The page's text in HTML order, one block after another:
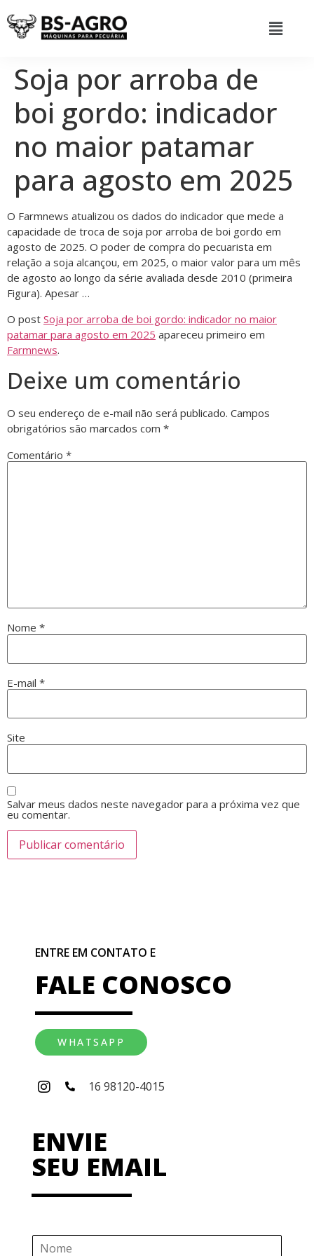
Soja por arroba de
boi gordo: indicador
no maior patamar
para agosto em 2025
O Farmnews atualizou os dados do indicador que mede a
capacidade de troca de soja por arroba de boi gordo em
agosto de 2025. O poder de compra do pecuarista em
relação a soja alcançou, em 2025, o maior valor para um mês
de agosto ao longo da série avaliada desde 2010 (primeira
Figura). Apesar …
O post Soja por arroba de boi gordo: indicador no maior
patamar para agosto em 2025 apareceu primeiro em
Farmnews.
Deixe um comentário
O seu endereço de e-mail não será publicado. Campos
obrigatórios são marcados com *
Comentário *
Nome *
E-mail *
Site
Salvar meus dados neste navegador para a próxima vez que
eu comentar.
ENTRE EM CONTATO E
FALE CONOSCO
WHATSAPP
16 98120-4015
ENVIE
SEU EMAIL
N